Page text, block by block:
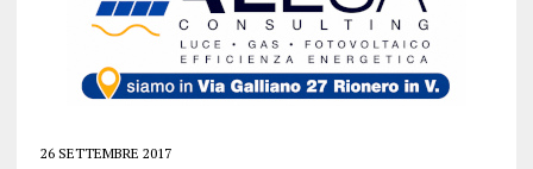
26 SETTEMBRE 2017